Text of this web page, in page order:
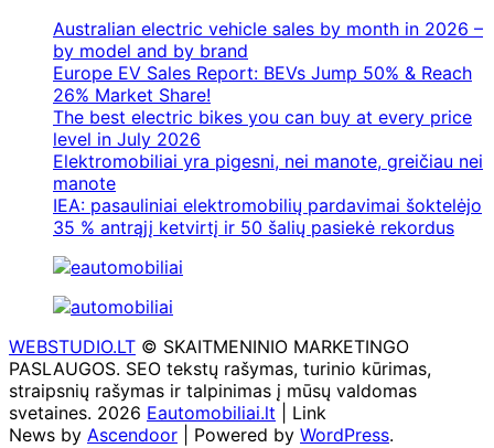
Australian electric vehicle sales by month in 2026 –
by model and by brand
Europe EV Sales Report: BEVs Jump 50% & Reach
26% Market Share!
The best electric bikes you can buy at every price
level in July 2026
Elektromobiliai yra pigesni, nei manote, greičiau nei
manote
IEA: pasauliniai elektromobilių pardavimai šoktelėjo
35 % antrąjį ketvirtį ir 50 šalių pasiekė rekordus
WEBSTUDIO.LT © SKAITMENINIO MARKETINGO
PASLAUGOS. SEO tekstų rašymas, turinio kūrimas,
straipsnių rašymas ir talpinimas į mūsų valdomas
svetaines. 2026 Eautomobiliai.lt | Link
News by Ascendoor | Powered by WordPress.